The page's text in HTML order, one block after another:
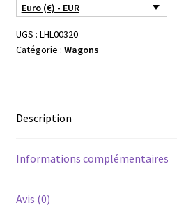
Euro (€) - EUR
UGS : LHL00320
Catégorie : Wagons
Description
Informations complémentaires
Avis (0)